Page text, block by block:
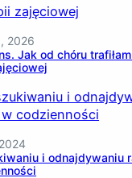
2026
Jak od chóru
i odnajdywaniu